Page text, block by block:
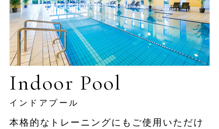
わ
チ
付
本評点及び口コミ内容はGoogleに提供され、
Indoor Pool
インドアプール
本格的なトレーニングにもご使用いただけ